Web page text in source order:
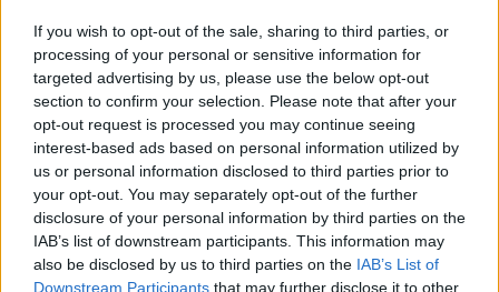
If you wish to opt-out of the sale, sharing to third parties, or
processing of your personal or sensitive information for
targeted advertising by us, please use the below opt-out
section to confirm your selection. Please note that after your
opt-out request is processed you may continue seeing
interest-based ads based on personal information utilized by
us or personal information disclosed to third parties prior to
your opt-out. You may separately opt-out of the further
disclosure of your personal information by third parties on the
IAB’s list of downstream participants. This information may
also be disclosed by us to third parties on the IAB’s List of
Downstream Participants that may further disclose it to other
sillä jaossa
Luetuimmat
PÄIVÄ VIIKKO KUUKAUSI
Leskeneläke ei kuulu kaikille – Kela
muistuttaa tärkeästä ikärajasta
Finnairin lennoista osan lentää jatkossa